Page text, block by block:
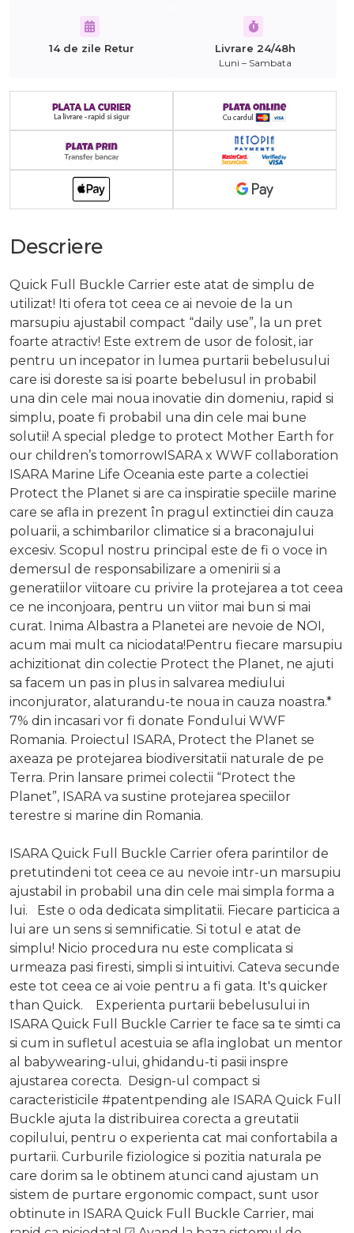
14 de zile Retur Livrare 24/48h
Luni – Sambata
Descriere
Quick Full Buckle Carrier este atat de simplu de
utilizat! Iti ofera tot ceea ce ai nevoie de la un
marsupiu ajustabil compact “daily use”, la un pret
foarte atractiv! Este extrem de usor de folosit, iar
pentru un incepator in lumea purtarii bebelusului
care isi doreste sa isi poarte bebelusul in probabil
una din cele mai noua inovatie din domeniu, rapid si
simplu, poate fi probabil una din cele mai bune
solutii! A special pledge to protect Mother Earth for
our children’s tomorrowISARA x WWF collaboration
ISARA Marine Life Oceania este parte a colectiei
Protect the Planet si are ca inspiratie speciile marine
care se afla in prezent în pragul extinctiei din cauza
poluarii, a schimbarilor climatice si a braconajului
excesiv. Scopul nostru principal este de fi o voce in
demersul de responsabilizare a omenirii si a
generatiilor viitoare cu privire la protejarea a tot ceea
ce ne inconjoara, pentru un viitor mai bun si mai
curat. Inima Albastra a Planetei are nevoie de NOI,
acum mai mult ca niciodata!Pentru fiecare marsupiu
achizitionat din colectie Protect the Planet, ne ajuti
sa facem un pas in plus in salvarea mediului
inconjurator, alaturandu-te noua in cauza noastra.*
7% din incasari vor fi donate Fondului WWF
Romania. Proiectul ISARA, Protect the Planet se
axeaza pe protejarea biodiversitatii naturale de pe
Terra. Prin lansare primei colectii “Protect the
Planet”, ISARA va sustine protejarea speciilor
terestre si marine din Romania.
ISARA Quick Full Buckle Carrier ofera parintilor de
pretutindeni tot ceea ce au nevoie intr-un marsupiu
ajustabil in probabil una din cele mai simpla forma a
lui. Este o oda dedicata simplitatii. Fiecare particica a
lui are un sens si semnificatie. Si totul e atat de
simplu! Nicio procedura nu este complicata si
urmeaza pasi firesti, simpli si intuitivi. Cateva secunde
este tot ceea ce ai voie pentru a fi gata. It's quicker
than Quick. Experienta purtarii bebelusului in
ISARA Quick Full Buckle Carrier te face sa te simti ca
si cum in sufletul acestuia se afla inglobat un mentor
al babywearing-ului, ghidandu-ti pasii inspre
ajustarea corecta. Design-ul compact si
caracteristicile #patentpending ale ISARA Quick Full
Buckle ajuta la distribuirea corecta a greutatii
copilului, pentru o experienta cat mai confortabila a
purtarii. Curburile fiziologice si pozitia naturala pe
care dorim sa le obtinem atunci cand ajustam un
sistem de purtare ergonomic compact, sunt usor
obtinute in ISARA Quick Full Buckle Carrier, mai